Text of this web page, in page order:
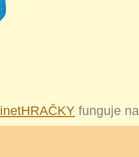
inetHRAČKY funguje